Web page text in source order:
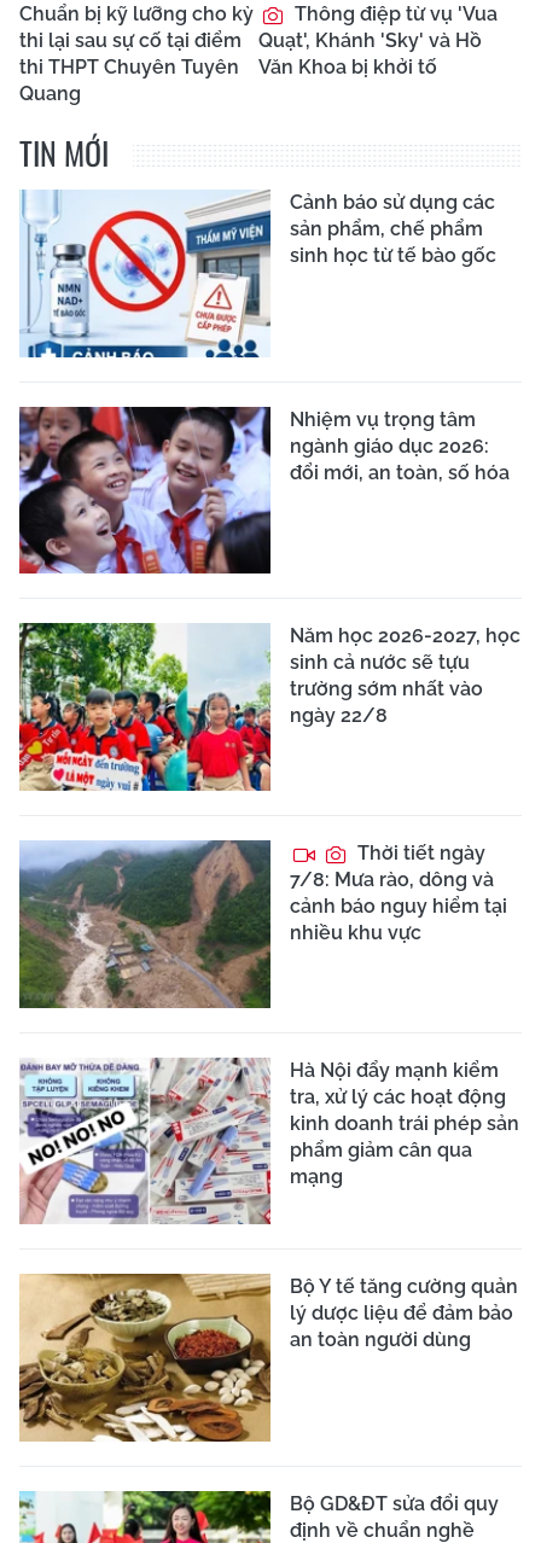
Chuẩn bị kỹ lưỡng cho kỳ
thi lại sau sự cố tại điểm
thi THPT Chuyên Tuyên
Quang
Thông điệp từ vụ 'Vua
Quạt', Khánh 'Sky' và Hồ
Văn Khoa bị khởi tố
TIN MỚI
Cảnh báo sử dụng các
sản phẩm, chế phẩm
sinh học từ tế bào gốc
Nhiệm vụ trọng tâm
ngành giáo dục 2026:
đổi mới, an toàn, số hóa
Năm học 2026-2027, học
sinh cả nước sẽ tựu
trường sớm nhất vào
ngày 22/8
Thời tiết ngày
7/8: Mưa rào, dông và
cảnh báo nguy hiểm tại
nhiều khu vực
Hà Nội đẩy mạnh kiểm
tra, xử lý các hoạt động
kinh doanh trái phép sản
phẩm giảm cân qua
mạng
Bộ Y tế tăng cường quản
lý dược liệu để đảm bảo
an toàn người dùng
Bộ GD&ĐT sửa đổi quy
định về chuẩn nghề